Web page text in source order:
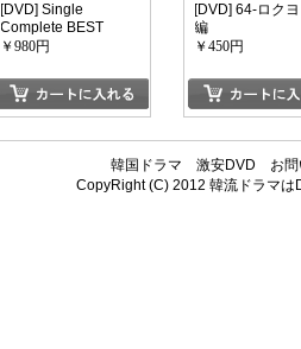
[DVD] Single
Complete BEST
Music Clips 「Queen
￥980円
[DVD] 64-ロク
編
￥450円
韓国ドラマ 激安DVD
お
CopyRight (C) 2012韓流ドラマは